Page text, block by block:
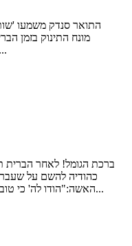
круглосуточно
карткупозику
Відмова тут передбачена
התואר סנדק משמעו
מונח התינוק בזמן
התינוק על ברכיו – בדרך כלל על גבי כרית...
ברכת הגומל! לאחר הברית
כהודיה להשם על
האשה:"הודו לה' כי טוב, כי לעולם חסדו""אודה ה' בכל לבב. בסוד...